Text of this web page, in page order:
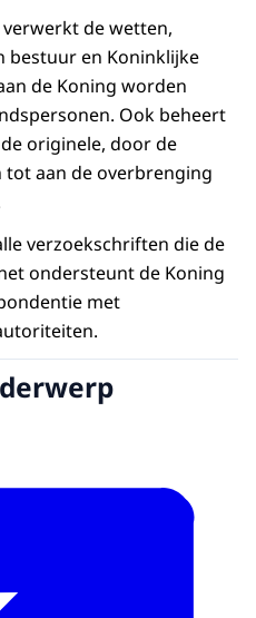
de wetten,
bestuur en Koninklijke
de Koning worden
Ook beheert
originele, door de
aan de overbrenging
verzoekschriften die de
ondersteunt de Koning
met